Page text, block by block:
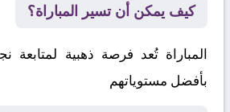
كيف يمكن أن تسير المباراة؟
المباراة تُعد فرصة ذهبية لمتابعة
بأفضل مستوياتهم